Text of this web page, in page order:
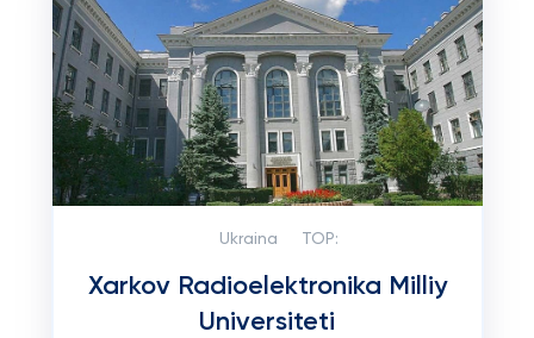
Ukraina TOP:
Xarkov Radioelektronika Milliy
Universiteti